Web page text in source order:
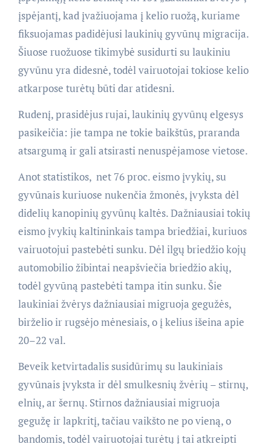
įspėjantį, kad įvažiuojama į kelio ruožą, kuriame
fiksuojamas padidėjusi laukinių gyvūnų migracija.
Šiuose ruožuose tikimybė susidurti su laukiniu
gyvūnu yra didesnė, todėl vairuotojai tokiose kelio
atkarpose turėtų būti dar atidesni.
Rudenį, prasidėjus rujai, laukinių gyvūnų elgesys
pasikeičia: jie tampa ne tokie baikštūs, praranda
atsargumą ir gali atsirasti nenuspėjamose vietose.
Anot statistikos, net 76 proc. eismo įvykių, su
gyvūnais kuriuose nukenčia žmonės, įvyksta dėl
didelių kanopinių gyvūnų kaltės. Dažniausiai tokių
eismo įvykių kaltininkais tampa briedžiai, kuriuos
vairuotojui pastebėti sunku. Dėl ilgų briedžio kojų
automobilio žibintai neapšviečia briedžio akių,
todėl gyvūną pastebėti tampa itin sunku. Šie
laukiniai žvėrys dažniausiai migruoja gegužės,
birželio ir rugsėjo mėnesiais, o į kelius išeina apie
20–22 val.
Beveik ketvirtadalis susidūrimų su laukiniais
gyvūnais įvyksta ir dėl smulkesnių žvėrių – stirnų,
elnių, ar šernų. Stirnos dažniausiai migruoja
gegužę ir lapkritį, tačiau vaikšto ne po vieną, o
bandomis, todėl vairuotojai turėtų į tai atkreipti